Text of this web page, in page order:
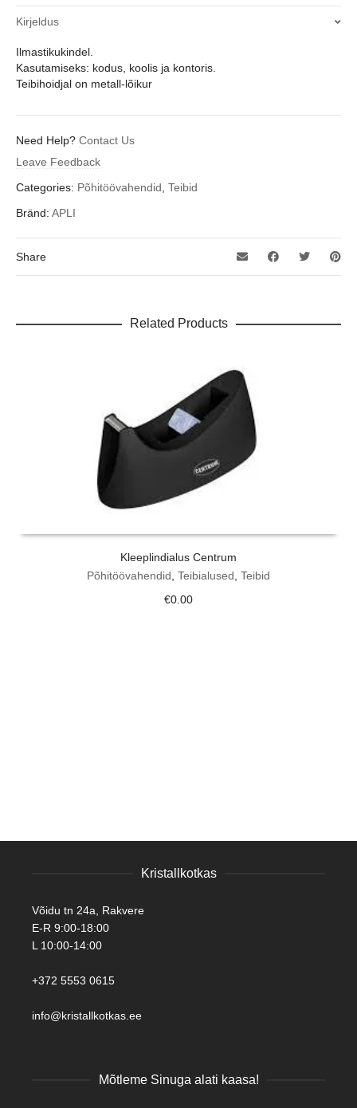
Kirjeldus
Ilmastikukindel.
Kasutamiseks: kodus, koolis ja kontoris.
Teibihoidjal on metall-lõikur
Need Help? Contact Us
Leave Feedback
Categories: Põhitöövahendid, Teibid
Bränd: APLI
Share
Related Products
Kleeplindialus Centrum
Põhitöövahendid Teibialused Teibid
€0.00
Kristallkotkas
Võidu tn 24a, Rakvere
E-R 9:00-18:00
L 10:00-14:00
+372 5553 0615
info@kristallkotkas.ee
Mõtleme Sinuga alati kaasa!